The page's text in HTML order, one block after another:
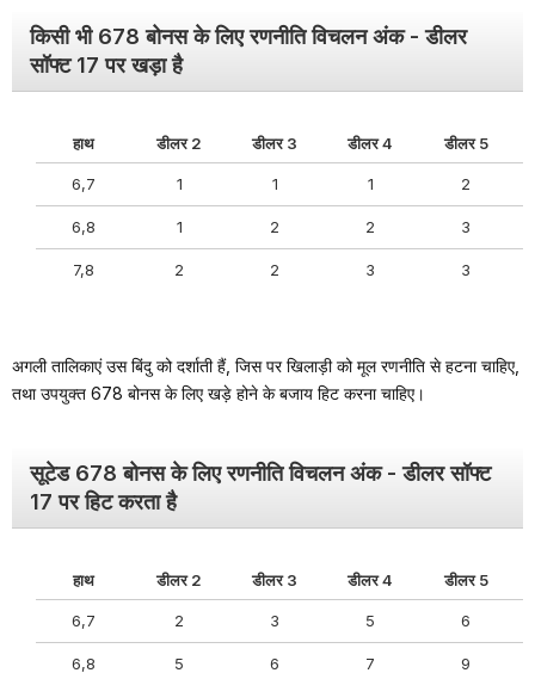
किसी भी 678 बोनस के लिए रणनीति विचलन अंक - डीलर
सॉफ्ट 17 पर खड़ा है
हाथ डीलर 2 डीलर 3 डीलर 4 डीलर 5
6,7 1 1 1 2
6,8 1 2 2 3
7,8 2 2 3 3
अगली तालिकाएं उस बिंदु को दर्शाती हैं, जिस पर खिलाड़ी को मूल रणनीति से हटना चाहिए,
तथा उपयुक्त 678 बोनस के लिए खड़े होने के बजाय हिट करना चाहिए।
सूटेड 678 बोनस के लिए रणनीति विचलन अंक - डीलर सॉफ्ट
17 पर हिट करता है
हाथ डीलर 2 डीलर 3 डीलर 4 डीलर 5
6,7 2 3 5 6
6,8 5 6 7 9